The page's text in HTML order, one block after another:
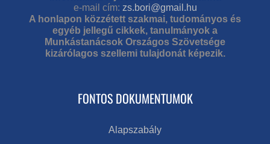
e-mail cím: zs.bori@gmail.hu
A honlapon közzétett szakmai, tudományos és
egyéb jellegű cikkek, tanulmányok a
Munkástanácsok Országos Szövetsége
kizárólagos szellemi tulajdonát képezik.
FONTOS DOKUMENTUMOK
Alapszabály